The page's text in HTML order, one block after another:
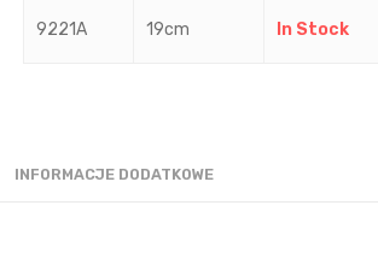
9221A 19cm In Stock
INFORMACJE DODATKOWE